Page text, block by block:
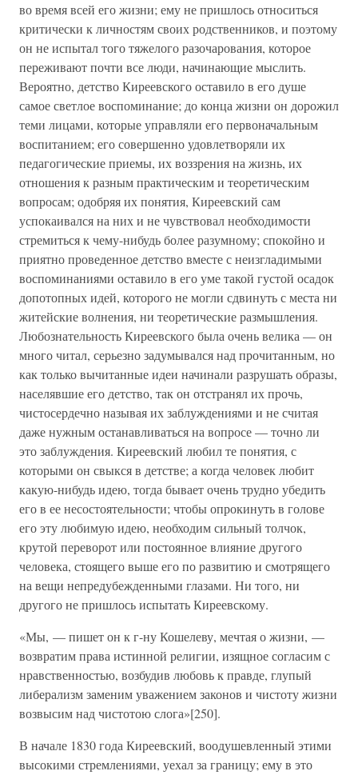
во время всей его жизни; ему не пришлось относиться
критически к личностям своих родственников, и поэтому
он не испытал того тяжелого разочарования, которое
переживают почти все люди, начинающие мыслить.
Вероятно, детство Киреевского оставило в его душе
самое светлое воспоминание; до конца жизни он дорожил
теми лицами, которые управляли его первоначальным
воспитанием; его совершенно удовлетворяли их
педагогические приемы, их воззрения на жизнь, их
отношения к разным практическим и теоретическим
вопросам; одобряя их понятия, Киреевский сам
успокаивался на них и не чувствовал необходимости
стремиться к чему-нибудь более разумному; спокойно и
приятно проведенное детство вместе с неизгладимыми
воспоминаниями оставило в его уме такой густой осадок
допотопных идей, которого не могли сдвинуть с места ни
житейские волнения, ни теоретические размышления.
Любознательность Киреевского была очень велика — он
много читал, серьезно задумывался над прочитанным, но
как только вычитанные идеи начинали разрушать образы,
населявшие его детство, так он отстранял их прочь,
чистосердечно называя их заблуждениями и не считая
даже нужным останавливаться на вопросе — точно ли
это заблуждения. Киреевский любил те понятия, с
которыми он свыкся в детстве; а когда человек любит
какую-нибудь идею, тогда бывает очень трудно убедить
его в ее несостоятельности; чтобы опрокинуть в голове
его эту любимую идею, необходим сильный толчок,
крутой переворот или постоянное влияние другого
человека, стоящего выше его по развитию и смотрящего
на вещи непредубежденными глазами. Ни того, ни
другого не пришлось испытать Киреевскому.
«Мы, — пишет он к г-ну Кошелеву, мечтая о жизни, —
возвратим права истинной религии, изящное согласим с
нравственностью, возбудив любовь к правде, глупый
либерализм заменим уважением законов и чистоту жизни
возвысим над чистотою слога»[250].
В начале 1830 года Киреевский, воодушевленный этими
высокими стремлениями, уехал за границу; ему в это